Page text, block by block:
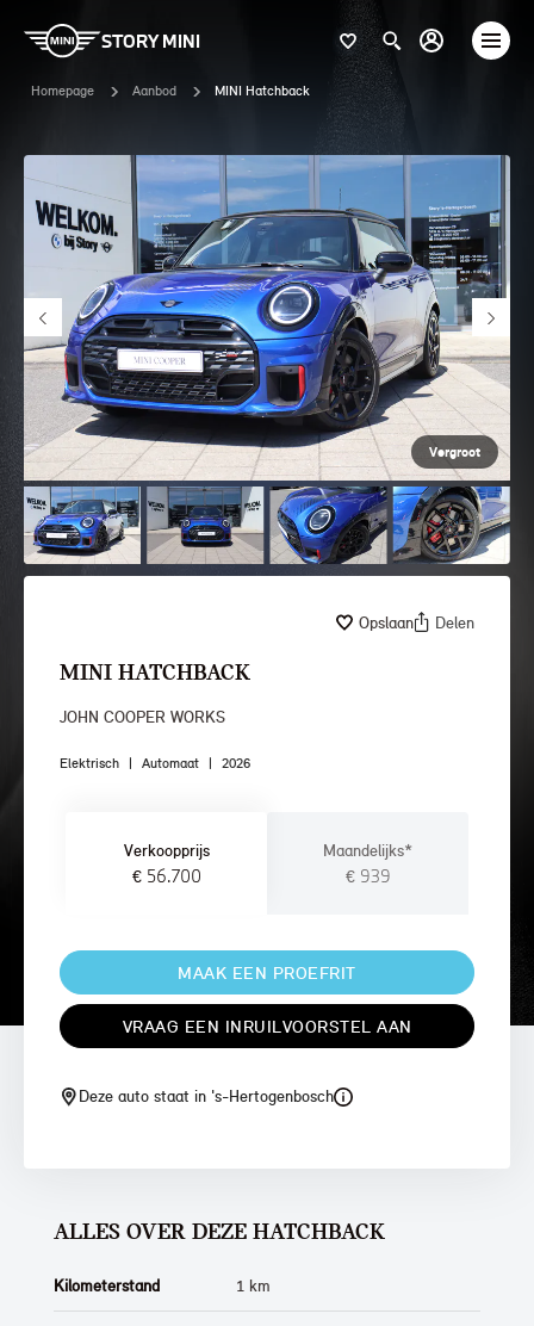
STORY MINI
Homepage Aanbod MINI Hatchback
Vergroot
Opslaan Delen
MINI HATCHBACK
JOHN COOPER WORKS
Elektrisch | Automaat | 2026
Verkoopprijs
€ 56.700
Maandelijks*
€ 939
MAAK EEN PROEFRIT
VRAAG EEN INRUILVOORSTEL AAN
Deze auto staat in 's-Hertogenbosch
ALLES OVER DEZE HATCHBACK
Kilometerstand 1 km